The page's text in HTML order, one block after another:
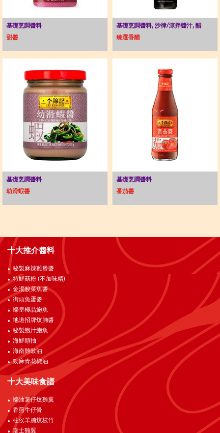
基礎烹調醬料
甜醬
基礎烹調醬料, 沙律/涼拌醬汁, 醋
臻選香醋
基礎烹調醬料
幼滑蝦醬
基礎烹調醬料
番茄醬
十大推介醬料
秘製麻辣雞煲醬
特鮮菇粉 (不加味精)
金湯酸菜魚醬
街頭魚蛋醬
蠔皇極品鮑魚
地道招牌炆腩醬
秘製鮑汁鮑魚
海鮮頭抽
海南雞豉油
勁麻青花椒油
十大美味食譜
蠔油薯仔炆雞翼
香煎牛仔骨
柱侯羊腩炆枝竹
瑞士雞翼